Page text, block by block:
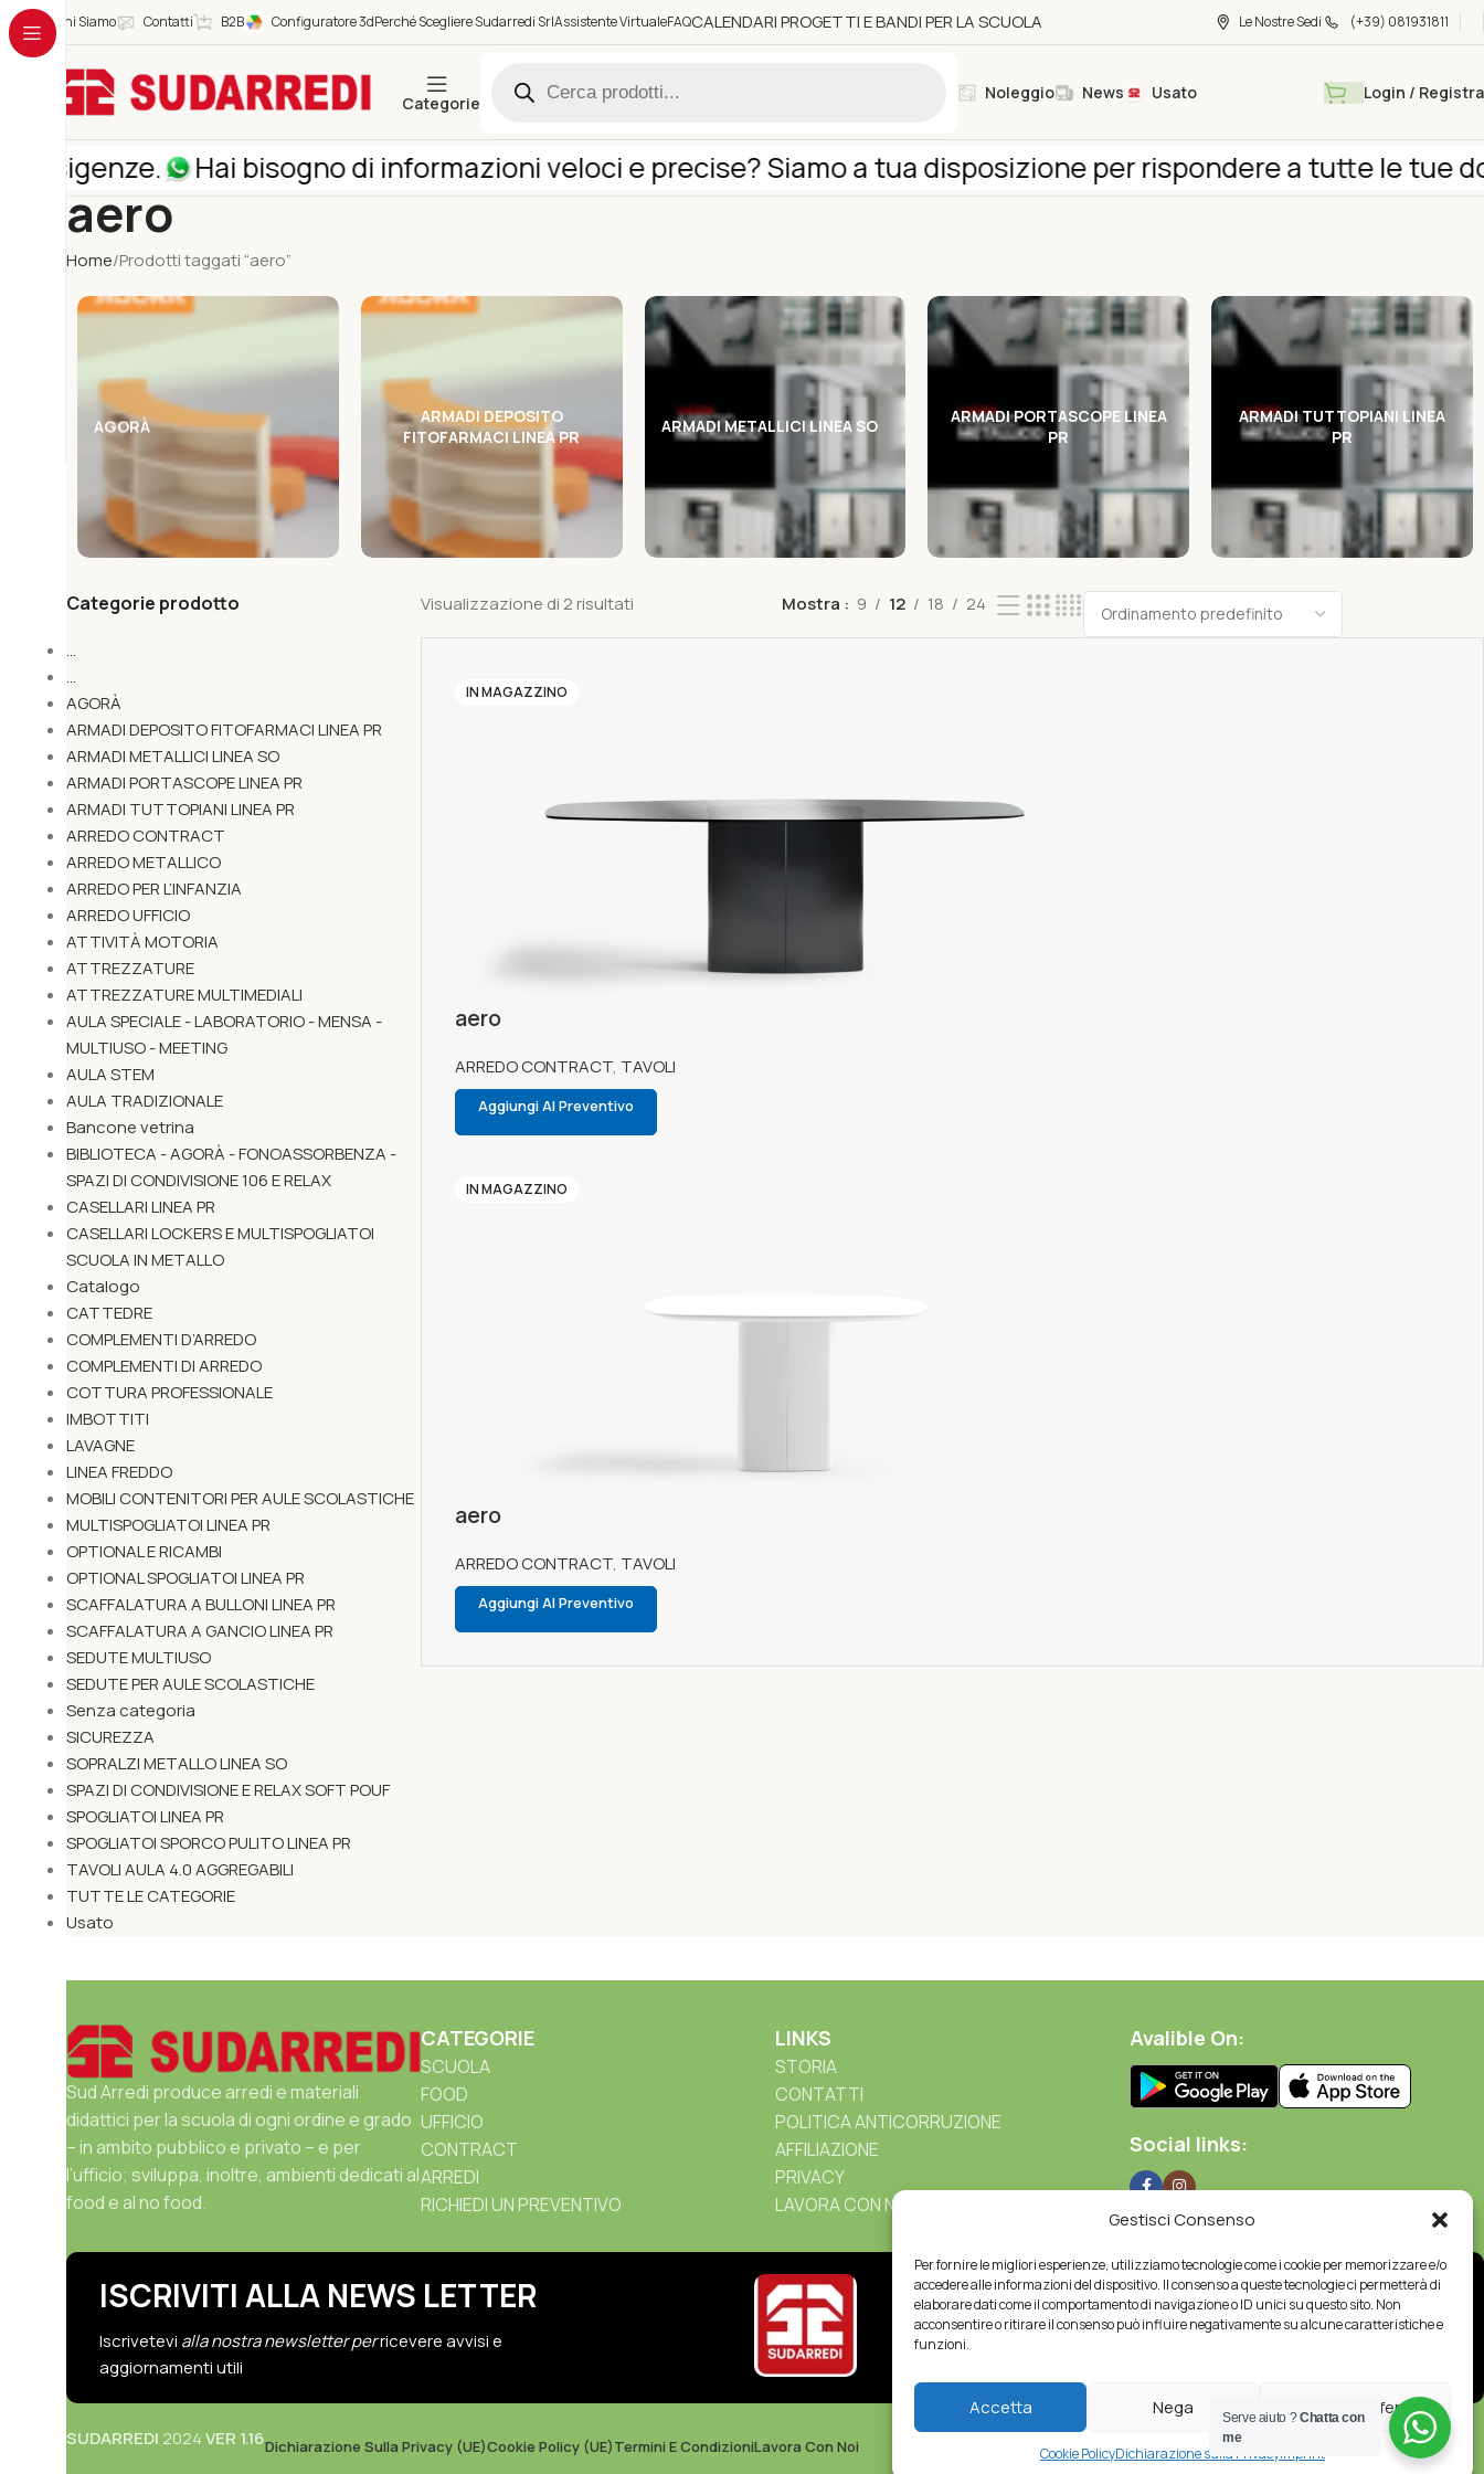
Gestisci Consenso
Per fornire le migliori esperienze, utilizziamo tecnologie come i cookie per memorizzare e/o
accedere alle informazioni del dispositivo. Il consenso a queste tecnologie ci permetterà di
elaborare dati come il comportamento di navigazione o ID unici su questo sito. Non
acconsentire o ritirare il consenso può influire negativamente su alcune caratteristiche e
funzioni.
Accetta Nega Visualizza preferenze
Cookie PolicyDichiarazione sulla PrivacyImprint
Chi Siamo Contatti B2B Configuratore 3dPerché Scegliere Sudarredi SrlAssistente VirtualeFAQCALENDARI PROGETTI E BANDI PER LA SCUOLA Le Nostre Sedi (+39) 081931811
Categorie
Noleggio News Usato Login /
Hai bisogno di informazioni veloci e precise? Siamo a tua disposizione per rispondere a tutte le tue
aero
Home Prodotti taggati “aero”
AGORÀ
ARMADI DEPOSITO
FITOFARMACI LINEA PR
ARMADI METALLICI LINEA SO
ARMADI PORTASCOPE LINEA
PR
ARMADI TUTTOPIANI LINEA
PR
Categorie prodotto
...
...
AGORÀ
ARMADI DEPOSITO FITOFARMACI LINEA PR
ARMADI METALLICI LINEA SO
ARMADI PORTASCOPE LINEA PR
ARMADI TUTTOPIANI LINEA PR
ARREDO CONTRACT
ARREDO METALLICO
ARREDO PER L’INFANZIA
ARREDO UFFICIO
ATTIVITÀ MOTORIA
ATTREZZATURE
ATTREZZATURE MULTIMEDIALI
AULA SPECIALE - LABORATORIO - MENSA -
MULTIUSO - MEETING
AULA STEM
AULA TRADIZIONALE
Bancone vetrina
BIBLIOTECA - AGORÀ - FONOASSORBENZA -
SPAZI DI CONDIVISIONE 106 E RELAX
CASELLARI LINEA PR
CASELLARI LOCKERS E MULTISPOGLIATOI
SCUOLA IN METALLO
Catalogo
CATTEDRE
COMPLEMENTI D’ARREDO
COMPLEMENTI DI ARREDO
COTTURA PROFESSIONALE
IMBOTTITI
LAVAGNE
LINEA FREDDO
MOBILI CONTENITORI PER AULE SCOLASTICHE
MULTISPOGLIATOI LINEA PR
OPTIONAL E RICAMBI
OPTIONAL SPOGLIATOI LINEA PR
SCAFFALATURA A BULLONI LINEA PR
SCAFFALATURA A GANCIO LINEA PR
SEDUTE MULTIUSO
SEDUTE PER AULE SCOLASTICHE
Senza categoria
SICUREZZA
SOPRALZI METALLO LINEA SO
SPAZI DI CONDIVISIONE E RELAX SOFT POUF
SPOGLIATOI LINEA PR
SPOGLIATOI SPORCO PULITO LINEA PR
TAVOLI AULA 4.0 AGGREGABILI
TUTTE LE CATEGORIE
Usato
Visualizzazione di 2 risultati Mostra 9 12 18 24
IN MAGAZZINO
aero
ARREDO CONTRACT, TAVOLI
Aggiungi Al Preventivo
IN MAGAZZINO
aero
ARREDO CONTRACT, TAVOLI
Aggiungi Al Preventivo
Sud Arredi produce arredi e materiali
didattici per la scuola di ogni ordine e grado
– in ambito pubblico e privato – e per
l’ufficio; sviluppa, inoltre, ambienti dedicati al
food e al no food.
CATEGORIE
SCUOLA
FOOD
UFFICIO
CONTRACT
ARREDI
RICHIEDI UN PREVENTIVO
LINKS
STORIA
CONTATTI
POLITICA ANTICORRUZIONE
AFFILIAZIONE
PRIVACY
LAVORA CON NOI
Avalible On:
Social links:
ISCRIVITI ALLA NEWS LETTER
Iscrivetevi alla nostra newsletter perricevere avvisi e
aggiornamenti utili
SUDARREDI 2024VER 1.16Dichiarazione Sulla Privacy (UE)Cookie Policy (UE)Termini E CondizioniLavora Con Noi
Serve aiuto ?Chatta con
me